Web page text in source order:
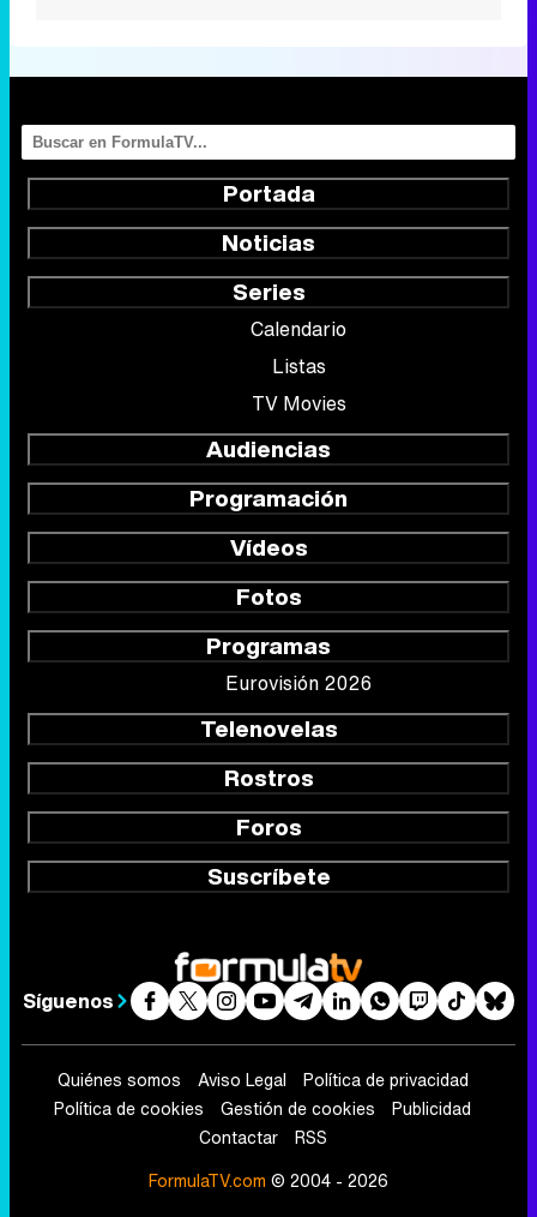
Portada
Noticias
Series
Calendario
Listas
TV Movies
Audiencias
Programación
Vídeos
Fotos
Programas
Eurovisión 2026
Telenovelas
Rostros
Foros
Suscríbete
Síguenos
Quiénes somos Aviso Legal
Política de privacidad
Política de cookies
Gestión de cookies
Publicidad
Contactar
RSS
FormulaTV.com © 2004 - 2026